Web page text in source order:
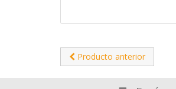
Producto anterior